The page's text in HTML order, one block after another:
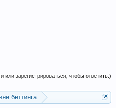
или зарегистрироваться, чтобы ответить.)
беттинга